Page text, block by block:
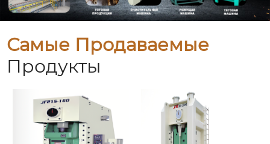
Самые Продаваемые
Продукты